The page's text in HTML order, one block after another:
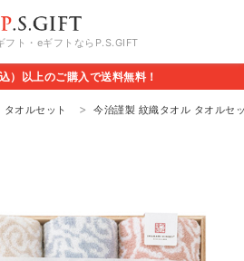
フト・eギフトならP.S.GIFT
）以上のご購入で送料無料！
タオルセット 今治謹製 紋織タオル タオルセ